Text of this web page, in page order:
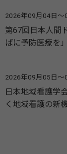
2026年09月04日～
第67回日本人間
ばに予防医療を」
2026年09月05日～
日本地域看護学
く地域看護の新機